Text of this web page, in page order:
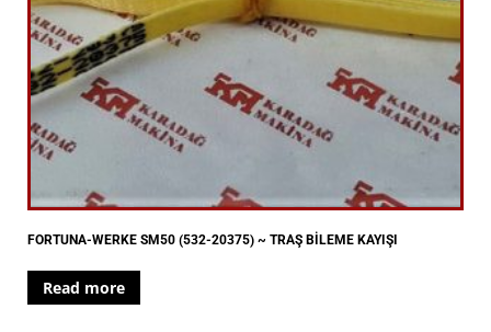
FORTUNA-WERKE SM50 (532-20375) ~ TRAŞ BİLEME KAYIŞI
Read more